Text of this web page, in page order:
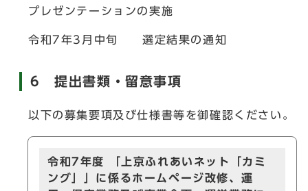
プレゼンテーションの実施
令和7年3月中旬 選定結果の通知
6 提出書類・留意事項
以下の募集要項及び仕様書等を御確認ください。
令和7年度 「上京ふれあいネット「カミ
ング」」に係るホームページ改修、運